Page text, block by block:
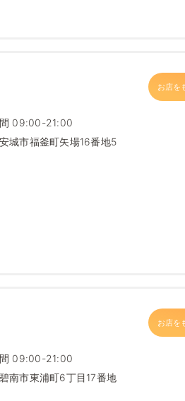
お店を
09:00-21:00
城市福釜町矢場16番地5
お店を
09:00-21:00
南市東浦町6丁目17番地